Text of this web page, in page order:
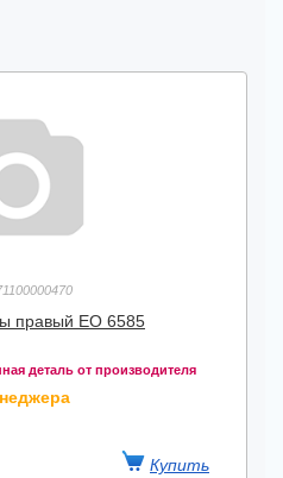
правый ЕО 6585
деталь от производителя